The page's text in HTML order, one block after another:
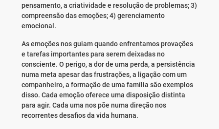
pensamento, a criatividade e resolução de problemas; 3)
compreensão das emoções; 4) gerenciamento
emocional.
As emoções nos guiam quando enfrentamos provações
e tarefas importantes para serem deixadas no
consciente. O perigo, a dor de uma perda, a persistência
numa meta apesar das frustrações, a ligação com um
companheiro, a formação de uma família são exemplos
disso. Cada emoção oferece uma disposição distinta
para agir. Cada uma nos põe numa direção nos
recorrentes desafios da vida humana.